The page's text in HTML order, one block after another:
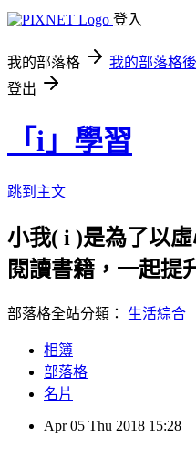
登入
我的部落格 我的部落格
登出
「i」學習
跳到主文
小我( i )是為了以
閱讀書籍，一起提
部落格全站分類： 生活綜合
相簿
部落格
名片
Apr 05 Thu 2018 15:28